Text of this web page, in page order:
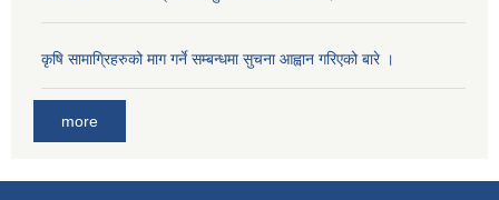
कृषि सामाग्रिहरुको माग गर्ने सम्बन्धमा सुचना आह्वान गरिएको बारे ।
more